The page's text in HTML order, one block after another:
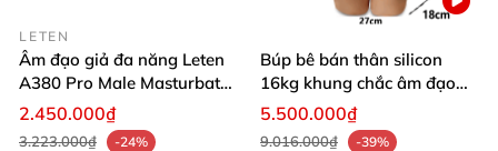
LETEN
Âm đạo giả đa năng Leten
A380 Pro Male Masturbator
Version 3
2.450.000₫
3.223.000₫
-24%
Búp bê bán thân silicon
16kg khung chắc âm đạo
khít hồng
5.500.000₫
9.016.000₫
-39%